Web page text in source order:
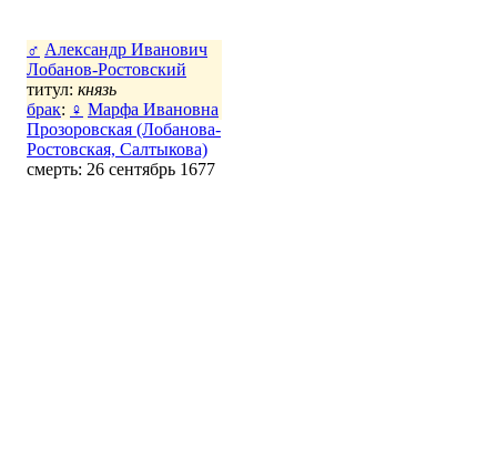
♂ Александр Иванович
Лобанов-Ростовский
титул: князь
брак: ♀ Марфа Ивановна
Прозоровская (Лобанова-
Ростовская, Салтыкова)
смерть: 26 сентябрь 1677